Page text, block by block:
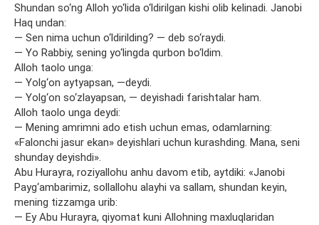
Shundan so‘ng Alloh yo‘lida o‘ldirilgan kishi olib kelinadi. Janobi
Haq undan:
— Sen nima uchun o‘ldirilding? — deb so‘raydi.
— Yo Rabbiy, sening yo‘lingda qurbon bo‘ldim.
Alloh taolo unga:
— Yolg‘on aytyapsan, —deydi.
— Yolg‘on so‘zlayapsan, — deyishadi farishtalar ham.
Alloh taolo unga deydi:
— Mening amrimni ado etish uchun emas, odamlarning:
«Falonchi jasur ekan» deyishlari uchun kurashding. Mana, seni
shunday deyishdi».
Abu Hurayra, roziyallohu anhu davom etib, aytdiki: «Janobi
Payg‘ambarimiz, sollallohu alayhi va sallam, shundan keyin,
mening tizzamga urib:
— Ey Abu Hurayra, qiyomat kuni Allohning maxluqlaridan